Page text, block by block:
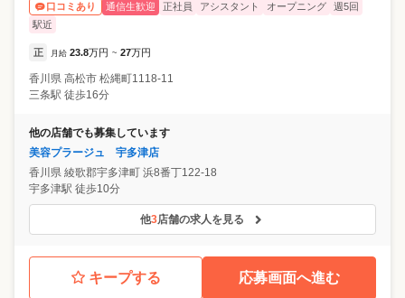
口コミあり
通信生歓迎 正社員 アシスタント オープニング
週5回
駅近
正 月給 23.8万円 ~ 27万円
香川県 高松市 松縄町1118-11
三条駅 徒歩16分
他の店舗でも募集しています
美容プラージュ 宇多津店
香川県 綾歌郡宇多津町 浜8番丁122-18
宇多津駅 徒歩10分
他3店舗の求人を見る
キープする 応募画面へ進む